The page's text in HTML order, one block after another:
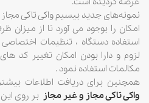
نمونه‌های جدید بیسیم واکی تاکی
امکان را بوجود می آورد تا از میزان
استفاده دستگاه ، تنظیمات
لزوم و دارا بودن امکان تغییر کد
مکالمات استفاده نمود .
همچنین برای دریافت اطلاعات
واکی تاکی مجاز و غیر مجاز بر روی